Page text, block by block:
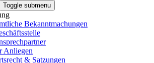
Toggle submenu
Bekanntmachungen
Anliegen
& Satzungen